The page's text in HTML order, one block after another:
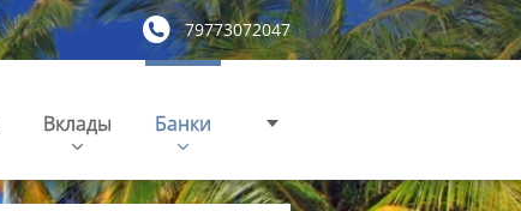
79773072047
Вклады Банки